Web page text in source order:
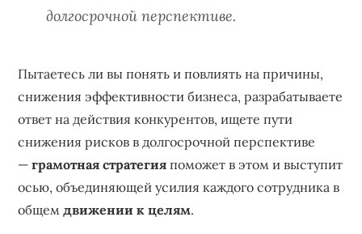
долгосрочной перспективе.
Пытаетесь ли вы понять и повлиять на причины,
снижения эффективности бизнеса, разрабатываете
ответ на действия конкурентов, ищете пути
снижения рисков в долгосрочной перспективе
—грамотная стратегия поможет в этом и выступит
осью, объединяющей усилия каждого сотрудника в
общемдвижении к целям.